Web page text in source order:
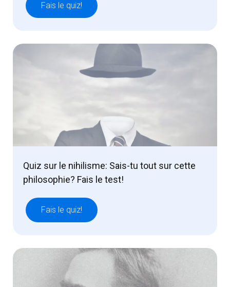
Fais le quiz!
Quiz sur le nihilisme: Sais-tu tout sur cette
philosophie? Fais le test!
Fais le quiz!